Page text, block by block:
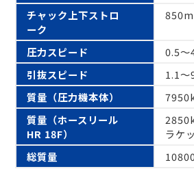
チャック上下ストロ
ーク
圧力スピード
0.5
引抜スピード
1.1
質量（圧力機本体）
質量（ホースリール
HR 18F）
ラケ
総質量